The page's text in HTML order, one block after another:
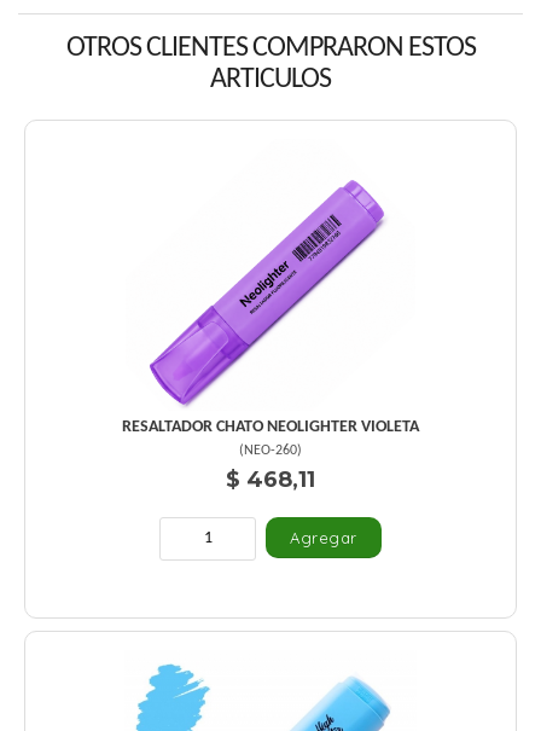
OTROS CLIENTES COMPRARON ESTOS
ARTICULOS
RESALTADOR CHATO NEOLIGHTER VIOLETA
(NEO-260)
$ 468,11